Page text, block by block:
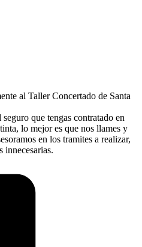
al Taller Concertado de Santa
que tengas contratado en
lo mejor es que nos llames y
en los tramites a realizar,
innecesarias.